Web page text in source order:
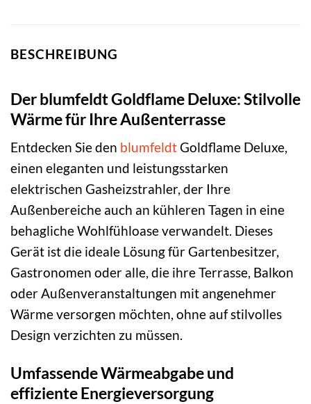
BESCHREIBUNG
Der blumfeldt Goldflame Deluxe: Stilvolle
Wärme für Ihre Außenterrasse
Entdecken Sie den blumfeldtGoldflame Deluxe,
einen eleganten und leistungsstarken
elektrischen Gasheizstrahler, der Ihre
Außenbereiche auch an kühleren Tagen in eine
behagliche Wohlfühloase verwandelt. Dieses
Gerät ist die ideale Lösung für Gartenbesitzer,
Gastronomen oder alle, die ihre Terrasse, Balkon
oder Außenveranstaltungen mit angenehmer
Wärme versorgen möchten, ohne auf stilvolles
Design verzichten zu müssen.
Umfassende Wärmeabgabe und
effiziente Energieversorgung